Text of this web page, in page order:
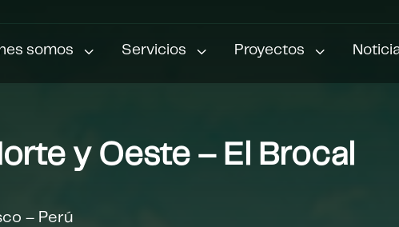
3
somos 3
Servicios 3
Proyectos
y Oeste – El Brocal
– Perú